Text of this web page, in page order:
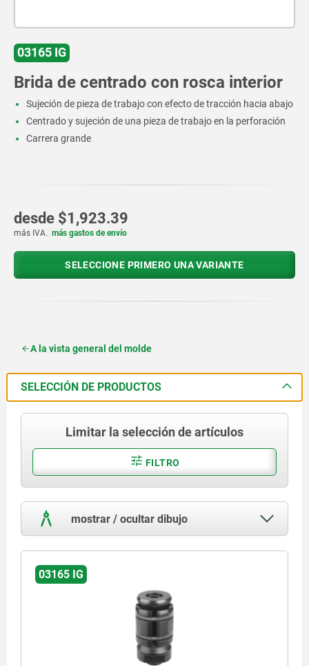
03165 IG
Brida de centrado con rosca interior
Sujeción de pieza de trabajo con efecto de tracción hacia abajo
Centrado y sujeción de una pieza de trabajo en la perforación
Carrera grande
desde $1,923.39
más IVA. más gastos de envío
SELECCIONE PRIMERO UNA VARIANTE
A la vista general del molde
SELECCIÓN DE PRODUCTOS
Limitar la selección de artículos
FILTRO
mostrar / ocultar dibujo
03165 IG